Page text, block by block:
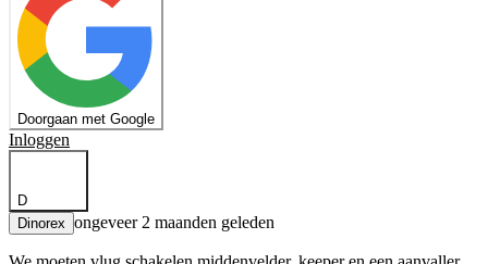
Doorgaan met Google
Inloggen
D
Dinorex ongeveer 2 maanden geleden